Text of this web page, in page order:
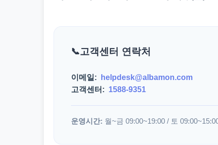
고객센터 연락처
이메일:
helpdesk@albamon.com
고객센터: 1588-9351
운영시간: 월~금 09:00~19:00 / 토